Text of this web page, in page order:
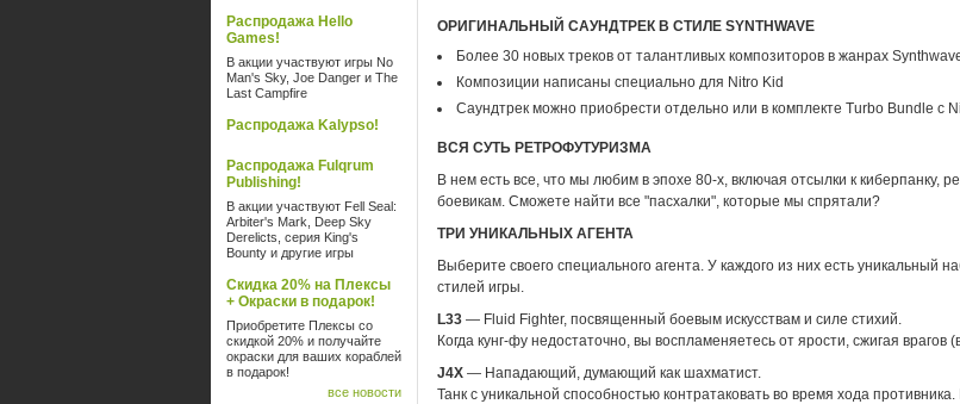
Распродажа Hello
Games!
В акции участвуют игры No
Man's Sky, Joe Danger и The
Last Campfire
Распродажа Kalypso!
Распродажа Fulqrum
Publishing!
В акции участвуют Fell Seal:
Arbiter's Mark, Deep Sky
Derelicts, серия King's
Bounty и другие игры
Скидка 20% на Плексы
+ Окраски в подарок!
Приобретите Плексы со
скидкой 20% и получайте
окраски для ваших кораблей
в подарок!
все новости
ОРИГИНАЛЬНЫЙ САУНДТРЕК В СТИЛЕ SYNTHWAVE
Более 30 новых треков от талантливых композиторов в жанрах
Композиции написаны специально для Nitro Kid
Саундтрек можно приобрести отдельно или в комплекте Turbo Bundle с
ВСЯ СУТЬ РЕТРОФУТУРИЗМА
В нем есть все, что мы любим в эпохе 80-х, включая отсылки к киберпанку,
боевикам. Сможете найти все "пасхалки", которые мы спрятали?
ТРИ УНИКАЛЬНЫХ АГЕНТА
Выберите своего специального агента. У каждого из них есть уникальный
стилей игры.
L33 — Fluid Fighter, посвященный боевым искусствам и силе стихий.
Когда кунг-фу недостаточно, вы воспламеняетесь от ярости, сжигая врагов
J4X — Нападающий, думающий как шахматист.
Танк с уникальной способностью контратаковать во время хода